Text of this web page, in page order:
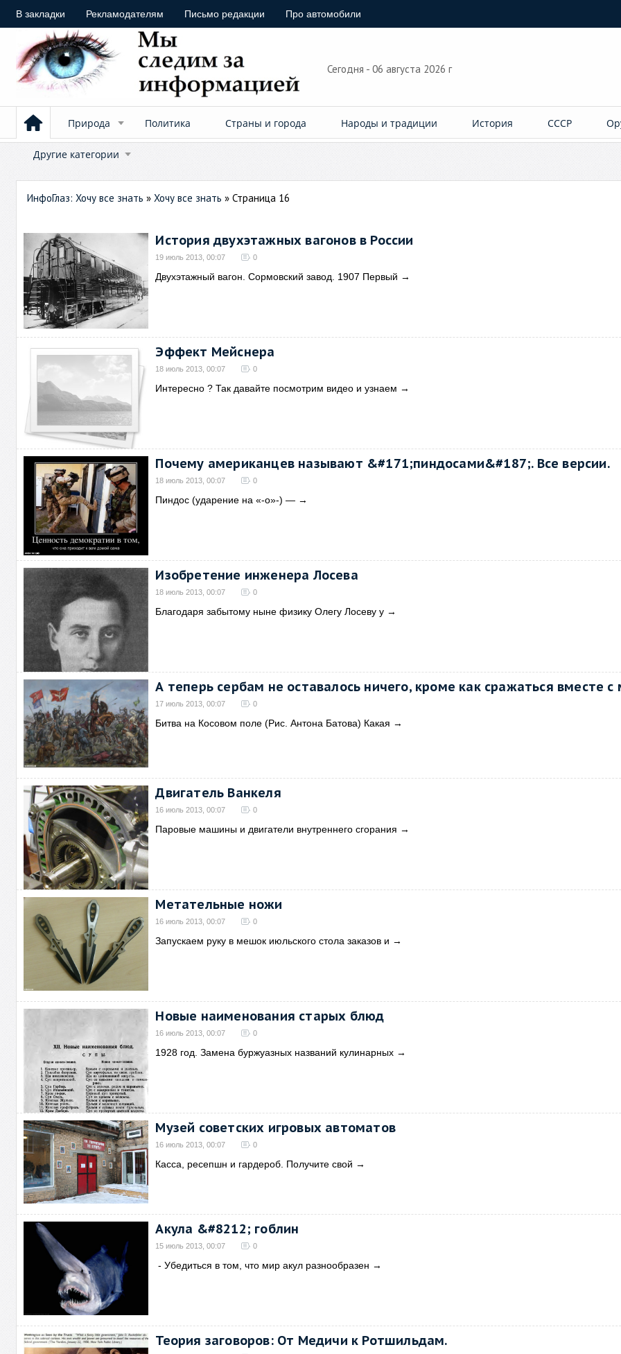
В закладки Рекламодателям Письмо редакции Про автомобили
Сегодня - 06 августа 2026 г
Природа Политика Страны и города Народы и традиции История СССР
Другие категории
ИнфоГлаз: Хочу все знать »Хочу все знать » Страница 16
История двухэтажных вагонов в России
19 июль 2013, 00:07 0
Двухэтажный вагон. Сормовский завод. 1907 Первый →
Эффект Мейснера
18 июль 2013, 00:07 0
Интересно ? Так давайте посмотрим видео и узнаем →
Почему американцев называют &#171;пиндосами&#187;. Все версии.
18 июль 2013, 00:07 0
Пиндос (ударение на «-о»-) — →
Изобретение инженера Лосева
18 июль 2013, 00:07 0
Благодаря забытому ныне физику Олегу Лосеву у →
А теперь сербам не оставалось ничего, кроме как сражаться вместе
17 июль 2013, 00:07 0
Битва на Косовом поле (Рис. Антона Батова) Какая →
Двигатель Ванкеля
16 июль 2013, 00:07 0
Паровые машины и двигатели внутреннего сгорания →
Метательные ножи
16 июль 2013, 00:07 0
Запускаем руку в мешок июльского стола заказов и →
Новые наименования старых блюд
16 июль 2013, 00:07 0
1928 год. Замена буржуазных названий кулинарных →
Музей советских игровых автоматов
16 июль 2013, 00:07 0
Касса, ресепшн и гардероб. Получите свой →
Акула &#8212; гоблин
15 июль 2013, 00:07 0
- Убедиться в том, что мир акул разнообразен →
Теория заговоров: От Медичи к Ротшильдам.